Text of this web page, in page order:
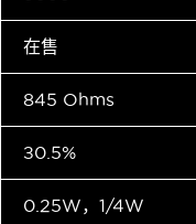
在售
845 Ohms
±0.5%
0.25W，1/4W